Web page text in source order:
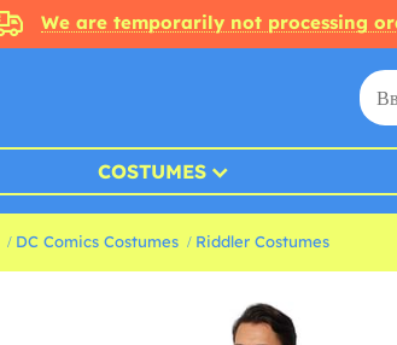
We are temporarily not processing
COSTUMES
DC Comics Costumes Riddler Costumes